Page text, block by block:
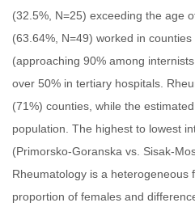
(32.5%, N=25) exceeding the age
(63.64%, N=49) worked in
(approaching 90% among
over 50% in tertiary hospitals.
(71%) counties, while the
population. The highest to lowest
(Primorsko-Goranska vs. Sisak-
Rheumatology is a heterogeneous
proportion of females and